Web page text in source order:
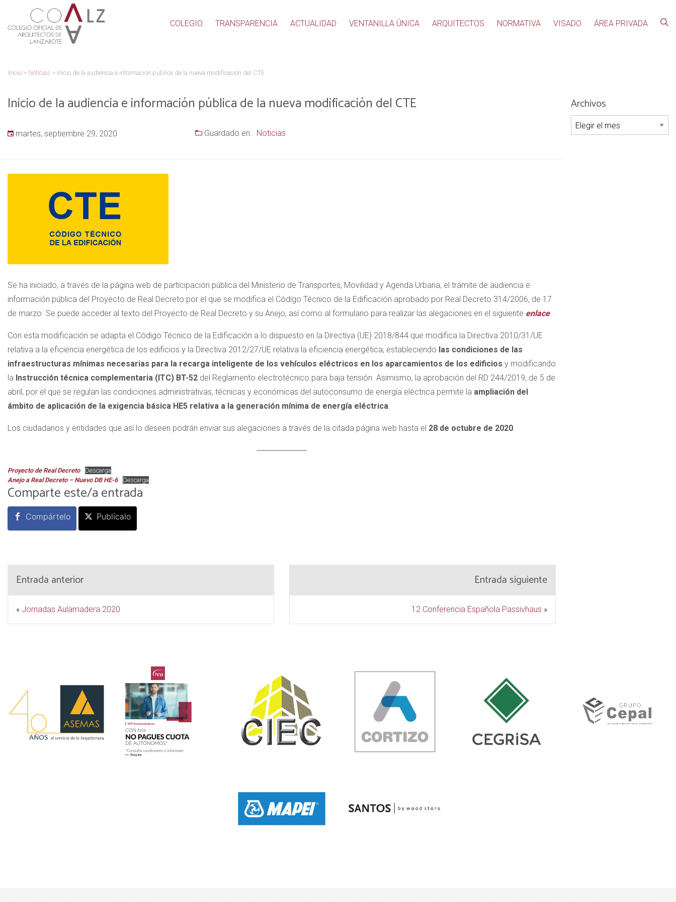
COLEGIO TRANSPARENCIA ACTUALIDAD VENTANILLA ÚNICA ARQUITECTOS NORMATIVA VISADO ÁREA PRIVADA
Inicio > Noticias > Inicio de la audiencia e información pública de la nueva modificación del CTE
Inicio de la audiencia e información pública de la nueva modificación del CTE
martes, septiembre 29, 2020 Guardado en: Noticias
Se ha iniciado, a través de la página web de participación pública del Ministerio de Transportes, Movilidad y Agenda Urbana, el trámite de audiencia e
información pública del Proyecto de Real Decreto por el que se modifica el Código Técnico de la Edificación aprobado por Real Decreto 314/2006, de 17
de marzo. Se puede acceder al texto del Proyecto de Real Decreto y su Anejo, así como al formulario para realizar las alegaciones en el siguiente enlace
Con esta modificación se adapta el Código Técnico de la Edificación a lo dispuesto en la Directiva (UE) 2018/844 que modifica la Directiva 2010/31/UE
relativa a la eficiencia energética de los edificios y la Directiva 2012/27/UE relativa la eficiencia energética, estableciendo las condiciones de las
infraestructuras mínimas necesarias para la recarga inteligente de los vehículos eléctricos en los aparcamientos de los edificios y modificando
la Instrucción técnica complementaria (ITC) BT-52 del Reglamento electrotécnico para baja tensión. Asimismo, la aprobación del RD 244/2019, de 5 de
abril, por el que se regulan las condiciones administrativas, técnicas y económicas del autoconsumo de energía eléctrica permite la ampliación del
ámbito de aplicación de la exigencia básica HE5 relativa a la generación mínima de energía eléctrica.
Los ciudadanos y entidades que así lo deseen podrán enviar sus alegaciones a través de la citada página web hasta el 28 de octubre de 2020.
Proyecto de Real Decreto
Descarga
Anejo a Real Decreto – Nuevo DB HE-6
Descarga
Comparte este/a entrada
Compártelo Publícalo
Entrada anterior
« Jornadas Aulamadera 2020
Entrada siguiente
12 Conferencia Española Passivhaus »
Archivos
Archivos